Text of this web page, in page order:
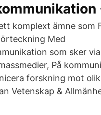
komplext ämne som
Med
som sker via
På
forskning mot
Vetenskap &